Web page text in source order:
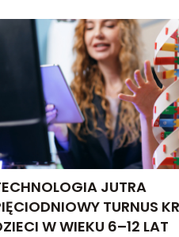
JUTRA
TURNUS
W WIEKU 6–12 LAT